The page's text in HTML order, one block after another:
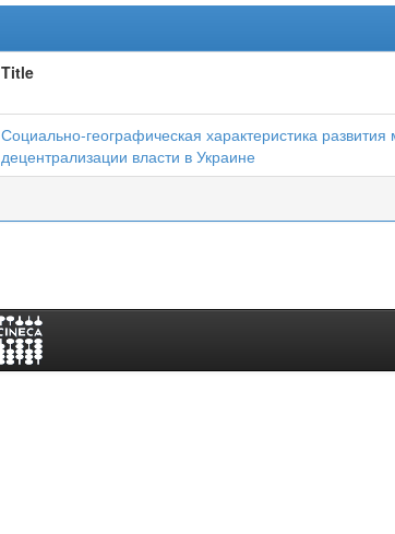
Title
Социально-географическая характеристика
децентрализации власти в Украине